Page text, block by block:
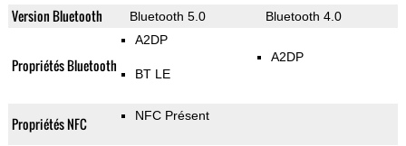
Version Bluetooth Bluetooth 5.0 Bluetooth 4.0
Propriétés Bluetooth
A2DP
BT LE
A2DP
Propriétés NFC NFC Présent